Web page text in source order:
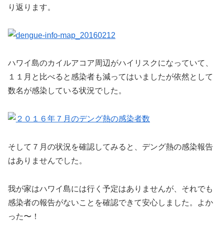
り返ります。
ハワイ島のカイルアコア周辺がハイリスクになっていて、
１１月と比べると感染者も減ってはいましたが依然として
数名が感染している状況でした。
そして７月の状況を確認してみると、デング熱の感染報告
はありませんでした。
我が家はハワイ島には行く予定はありませんが、それでも
感染者の報告がないことを確認できて安心しました。よか
った〜！